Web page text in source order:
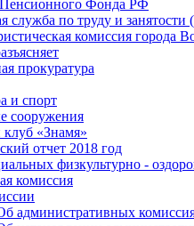
Фонда РФ
служба по труду и занятости
комиссия города
прокуратура
и спорт
сооружения
«Знамя»
отчет 2018 год
физкультурно -
комиссия
административных